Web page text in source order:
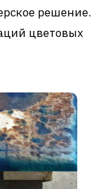
решение.
цветовых